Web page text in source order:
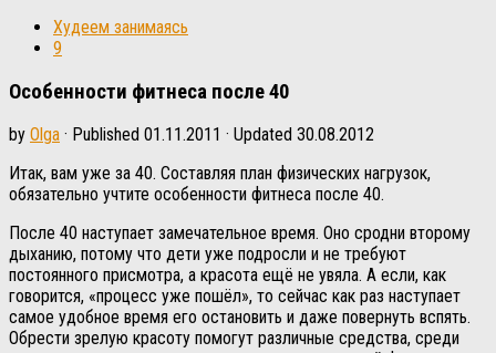
Худеем занимаясь
9
Особенности фитнеса после 40
by Olga · Published 01.11.2011 · Updated 30.08.2012
Итак, вам уже за 40. Составляя план физических нагрузок,
обязательно учтите особенности фитнеса после 40.
После 40 наступает замечательное время. Оно сродни второму
дыханию, потому что дети уже подросли и не требуют
постоянного присмотра, а красота ещё не увяла. А если, как
говорится, «процесс уже пошёл», то сейчас как раз наступает
самое удобное время его остановить и даже повернуть вспять.
Обрести зрелую красоту помогут различные средства, среди